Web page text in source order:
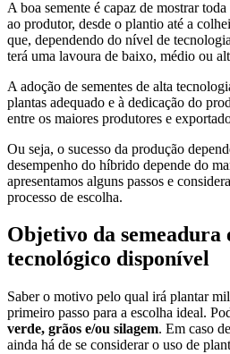
A boa semente é capaz de mostrar
ao produtor, desde o plantio até a
que, dependendo do nível de
terá uma lavoura de baixo, médio ou
A adoção de sementes de alta
plantas adequado e à dedicação do
entre os maiores produtores e
Ou seja, o sucesso da produção
desempenho do híbrido depende do
apresentamos alguns passos e
processo de escolha.
Objetivo da semeadura
tecnológico disponível
Saber o motivo pelo qual irá plantar
primeiro passo para a escolha ideal.
verde, grãos e/ou silagem. Em caso
ainda há de se considerar o uso de